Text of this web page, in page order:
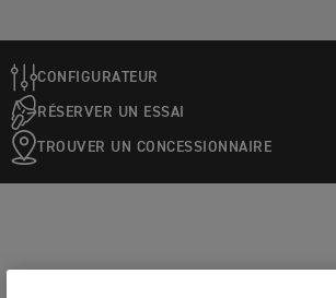
CONFIGURATEUR
RÉSERVER UN ESSAI
TROUVER UN CONCESSIONNAIRE